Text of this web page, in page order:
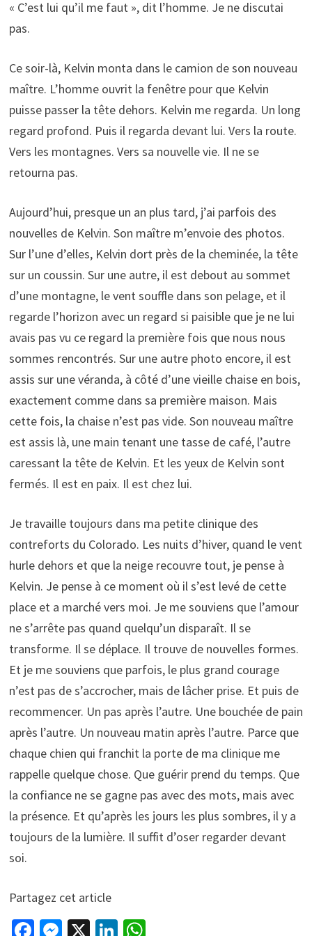
« C’est lui qu’il me faut », dit l’homme. Je ne discutai
pas.
Ce soir-là, Kelvin monta dans le camion de son nouveau
maître. L’homme ouvrit la fenêtre pour que Kelvin
puisse passer la tête dehors. Kelvin me regarda. Un long
regard profond. Puis il regarda devant lui. Vers la route.
Vers les montagnes. Vers sa nouvelle vie. Il ne se
retourna pas.
Aujourd’hui, presque un an plus tard, j’ai parfois des
nouvelles de Kelvin. Son maître m’envoie des photos.
Sur l’une d’elles, Kelvin dort près de la cheminée, la tête
sur un coussin. Sur une autre, il est debout au sommet
d’une montagne, le vent souffle dans son pelage, et il
regarde l’horizon avec un regard si paisible que je ne lui
avais pas vu ce regard la première fois que nous nous
sommes rencontrés. Sur une autre photo encore, il est
assis sur une véranda, à côté d’une vieille chaise en bois,
exactement comme dans sa première maison. Mais
cette fois, la chaise n’est pas vide. Son nouveau maître
est assis là, une main tenant une tasse de café, l’autre
caressant la tête de Kelvin. Et les yeux de Kelvin sont
fermés. Il est en paix. Il est chez lui.
Je travaille toujours dans ma petite clinique des
contreforts du Colorado. Les nuits d’hiver, quand le vent
hurle dehors et que la neige recouvre tout, je pense à
Kelvin. Je pense à ce moment où il s’est levé de cette
place et a marché vers moi. Je me souviens que l’amour
ne s’arrête pas quand quelqu’un disparaît. Il se
transforme. Il se déplace. Il trouve de nouvelles formes.
Et je me souviens que parfois, le plus grand courage
n’est pas de s’accrocher, mais de lâcher prise. Et puis de
recommencer. Un pas après l’autre. Une bouchée de pain
après l’autre. Un nouveau matin après l’autre. Parce que
chaque chien qui franchit la porte de ma clinique me
rappelle quelque chose. Que guérir prend du temps. Que
la confiance ne se gagne pas avec des mots, mais avec
la présence. Et qu’après les jours les plus sombres, il y a
toujours de la lumière. Il suffit d’oser regarder devant
soi.
Partagez cet article